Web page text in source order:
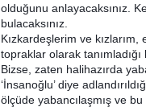
olduğunu anlayacaksınız.
bulacaksınız.
Kızkardeşlerim ve
topraklar olarak
Bizse, zaten halihazırda
‘İnsanoğlu’ diye
ölçüde yabancılaşmış ve